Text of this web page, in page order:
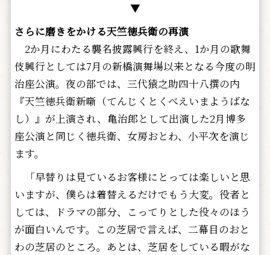
▼
さらに磨きをかける天竺徳兵衛の再演
2か月にわたる襲名披露興行を終え、1か月の歌舞
伎興行としては7月の新橋演舞場以来となる今度の明
治座公演。夜の部では、三代猿之助四十八撰の内
『天竺徳兵衛新噺（てんじくとくべえいまようばな
し）』が上演され、亀治郎として出演した2月博多
座公演と同じく徳兵衛、女房おとわ、小平次を演じ
ます。
「早替りは見ているお客様にとっては楽しいと思
いますが、僕らは着替えるだけでもう大変。役者と
しては、ドラマの部分、こってりとした役々のほう
が面白いんです。この芝居で言えば、二幕目のおと
わの芝居のところ。あとは、芝居をしている暇がな